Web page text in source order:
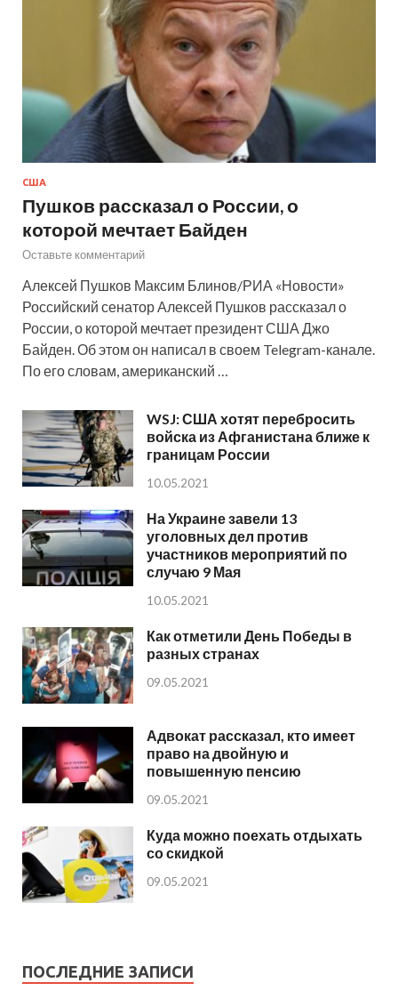
США
Пушков рассказал о России, о
которой мечтает Байден
Оставьте комментарий
Алексей Пушков Максим Блинов/РИА «Новости»
Российский сенатор Алексей Пушков рассказал о
России, о которой мечтает президент США Джо
Байден. Об этом он написал в своем Telegram-канале.
По его словам, американский …
WSJ: США хотят перебросить
войска из Афганистана ближе к
границам России
10.05.2021
На Украине завели 13
уголовных дел против
участников мероприятий по
случаю 9 Мая
10.05.2021
Как отметили День Победы в
разных странах
09.05.2021
Адвокат рассказал, кто имеет
право на двойную и
повышенную пенсию
09.05.2021
Куда можно поехать отдыхать
со скидкой
09.05.2021
ПОСЛЕДНИЕ ЗАПИСИ